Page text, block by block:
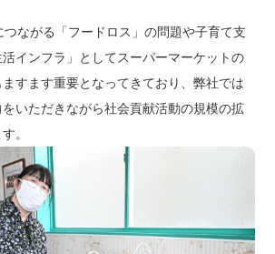
ながる「フードロス」の問題や子育て支
インフラ」としてスーパーマーケットの
すます重要となってきており、弊社では
いただきながら社会貢献活動の規模の拡
。